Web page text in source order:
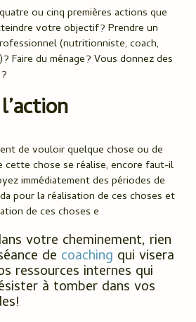
ou cinq premières actions que
votre objectif? Prendre un
(nutritionniste, coach,
Faire du ménage? Vous donnez des
de vouloir quelque chose ou de
cette chose se réalise, encore faut-il
immédiatement des périodes de
pour la réalisation de ces choses et
de ces choses e
votre cheminement, rien
de coaching qui visera
ressources internes qui
à tomber dans vos